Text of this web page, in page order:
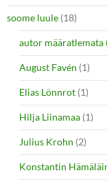
soome luule (18)
autor määratlemata
August Favén (1)
Elias Lönnrot (1)
Hilja Liinamaa (1)
Julius Krohn (2)
Konstantin